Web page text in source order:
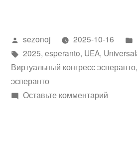
Kongreso
de
Написано
автором
sezonoj 2025-10-16
Метки:
2025, esperanto, UEA,
Виртуальный конгресс эсперанто,
эсперанто
Оставьте комментарийк